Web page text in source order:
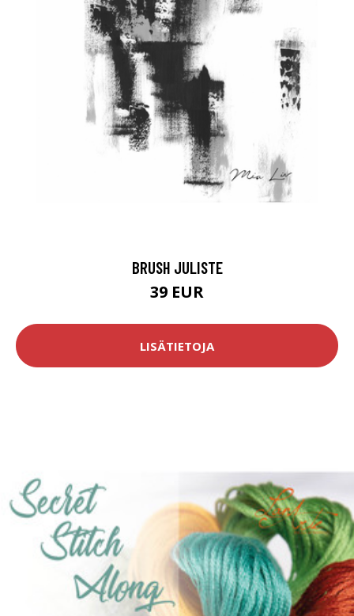
BRUSH JULISTE
39 EUR
LISÄTIETOJA